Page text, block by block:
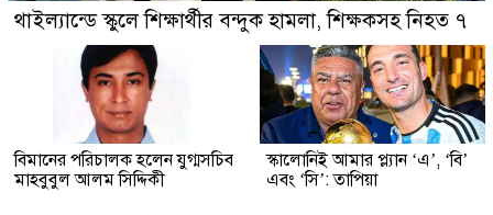
থাইল্যান্ডে স্কুলে শিক্ষার্থীর বন্দুক হামলা, শিক্ষকসহ নিহত ৭
বিমানের পরিচালক হলেন যুগ্মসচিব
মাহবুবুল আলম সিদ্দিকী
স্কালোনিই আমার প্ল্যান ‘এ’, ‘বি’
এবং ‘সি’: তাপিয়া